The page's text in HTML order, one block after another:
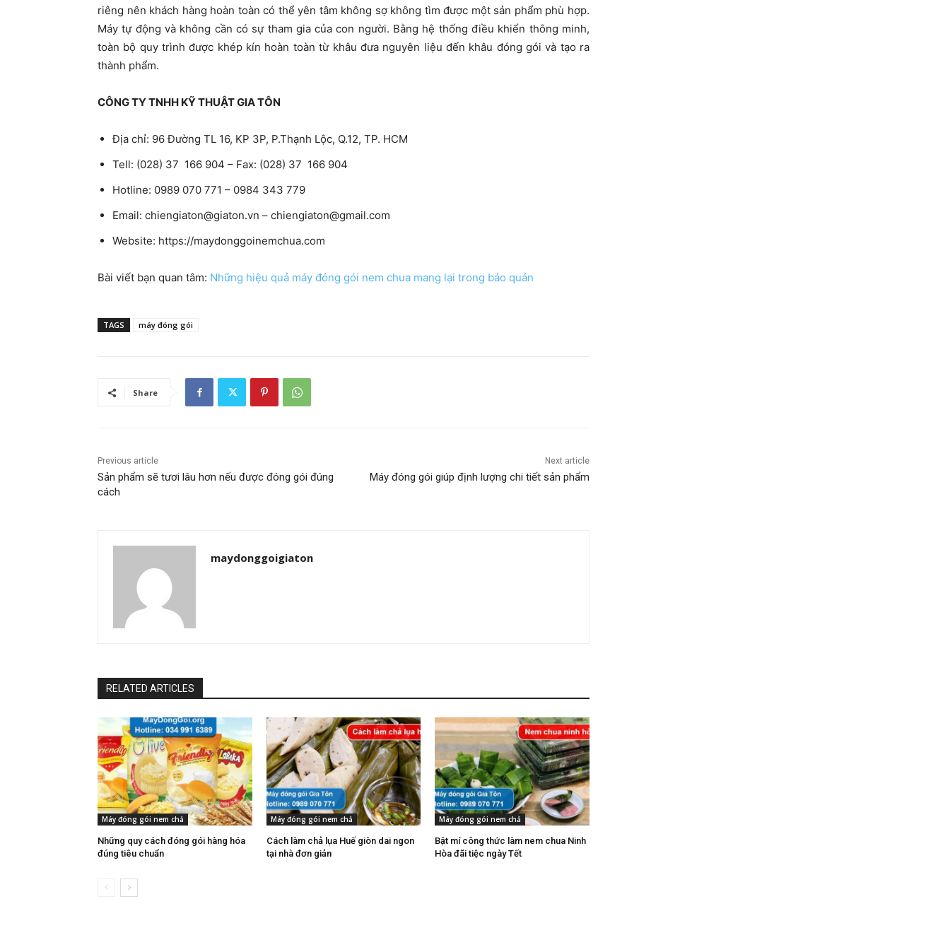
riêng nên khách hàng hoàn toàn có thể yên tâm không sợ không tìm được một sản phẩm phù hợp.
Máy tự động và không cần có sự tham gia của con người. Bằng hệ thống điều khiển thông minh,
toàn bộ quy trình được khép kín hoàn toàn từ khâu đưa nguyên liệu đến khâu đóng gói và tạo ra
thành phẩm.
CÔNG TY TNHH KỸ THUẬT GIA TÔN
Địa chỉ: 96 Đường TL 16, KP 3P, P.Thạnh Lộc, Q.12, TP. HCM
Tell: (028) 37 166 904 – Fax: (028) 37 166 904
Hotline: 0989 070 771 – 0984 343 779
Email: chiengiaton@giaton.vn – chiengiaton@gmail.com
Website: https://maydonggoinemchua.com
Bài viết bạn quan tâm: Những hiệu quả máy đóng gói nem chua mang lại trong bảo quản
TAGS máy đóng gói
Share
Previous article
Sản phẩm sẽ tươi lâu hơn nếu được đóng gói đúng
cách
Next article
Máy đóng gói giúp định lượng chi tiết sản phẩm
maydonggoigiaton
RELATED ARTICLES
Máy đóng gói nem chả
Những quy cách đóng gói hàng hóa
đúng tiêu chuẩn
Máy đóng gói nem chả
Cách làm chả lụa Huế giòn dai ngon
tại nhà đơn giản
Máy đóng gói nem chả
Bật mí công thức làm nem chua Ninh
Hòa đãi tiệc ngày Tết